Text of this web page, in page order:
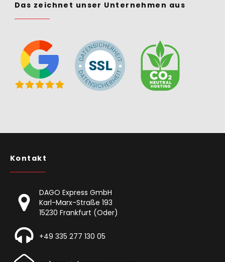
Das zeichnet unser Unternehmen aus
Kontakt
DAGO Express GmbH
Karl-Marx-Straße 193
15230 Frankfurt (Oder)
+49 335 277 130 05